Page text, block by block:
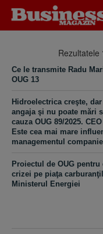
Rezultatele
Ce le transmite Radu
OUG 13
Hidroelectrica creşte,
angaja şi nu poate mări
cauza OUG 89/2025.
Este cea mai mare
managementul
Proiectul de OUG pentru
crizei pe piaţa
Ministerul Energiei